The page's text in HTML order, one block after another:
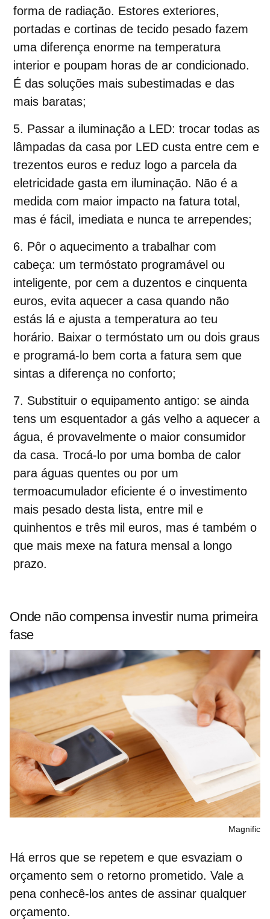
forma de radiação. Estores exteriores,
portadas e cortinas de tecido pesado fazem
uma diferença enorme na temperatura
interior e poupam horas de ar condicionado.
É das soluções mais subestimadas e das
mais baratas;
Passar a iluminação a LED: trocar todas as
lâmpadas da casa por LED custa entre cem e
trezentos euros e reduz logo a parcela da
eletricidade gasta em iluminação. Não é a
medida com maior impacto na fatura total,
mas é fácil, imediata e nunca te arrependes;
Pôr o aquecimento a trabalhar com
cabeça: um termóstato programável ou
inteligente, por cem a duzentos e cinquenta
euros, evita aquecer a casa quando não
estás lá e ajusta a temperatura ao teu
horário. Baixar o termóstato um ou dois graus
e programá-lo bem corta a fatura sem que
sintas a diferença no conforto;
Substituir o equipamento antigo: se ainda
tens um esquentador a gás velho a aquecer a
água, é provavelmente o maior consumidor
da casa. Trocá-lo por uma bomba de calor
para águas quentes ou por um
termoacumulador eficiente é o investimento
mais pesado desta lista, entre mil e
quinhentos e três mil euros, mas é também o
que mais mexe na fatura mensal a longo
prazo.
Onde não compensa investir numa primeira
fase
Magnific
Há erros que se repetem e que esvaziam o
orçamento sem o retorno prometido. Vale a
pena conhecê-los antes de assinar qualquer
orçamento.